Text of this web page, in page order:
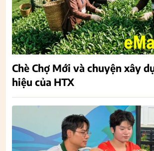
Chè Chợ Mới và chuyện xây
hiệu của HTX